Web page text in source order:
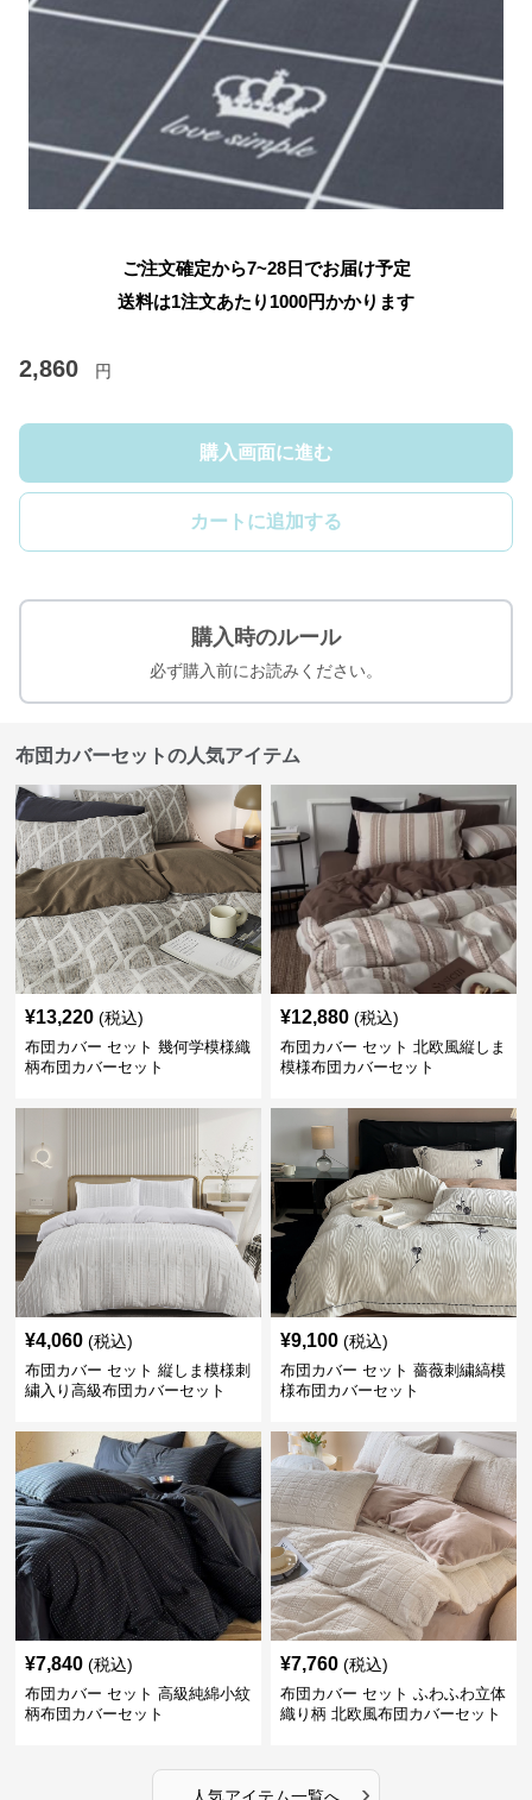
ご注文確定から7~28日でお届け予定
送料は1注文あたり 1000円かかります
2,860 円
購入画面に進む
カートに追加する
購入時のルール
必ず購入前にお読みください。
布団カバーセットの人気アイテム
¥13,220 (税込)
布団カバー セット 幾何学模様織
柄布団カバーセット
¥12,880 (税込)
布団カバー セット 北欧風縦しま
模様布団カバーセット
¥4,060 (税込)
布団カバー セット 縦しま模様刺
繍入り高級布団カバーセット
¥9,100 (税込)
布団カバー セット 薔薇刺繍縞模
様布団カバーセット
¥7,840 (税込)
布団カバー セット 高級純綿小紋
柄布団カバーセット
¥7,760 (税込)
布団カバー セット ふわふわ立体
織り柄 北欧風布団カバーセット
›